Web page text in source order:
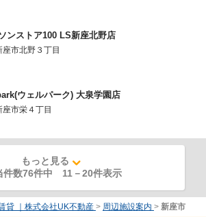
ンストア100 LS新座北野店
市北野３丁目
ウェルパーク) 大泉学園店
市栄４丁目
もっと見る
件数76件中 11 －20件表示
貸 ｜株式会社UK不動産 > 周辺施設案内 > 新座市